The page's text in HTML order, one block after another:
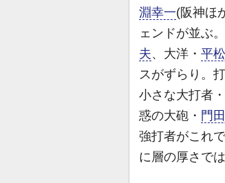
淵幸一(阪神ほ
ェンドが並ぶ
夫、大洋・ 平
スがずらり。
小さな大打者・
惑の大砲・ 門
強打者がこれ
に層の厚さで